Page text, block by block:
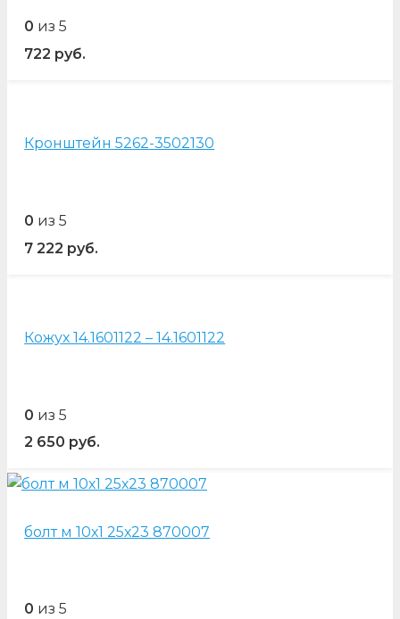
0 из 5
722 руб.
Кронштейн 5262-3502130
0 из 5
7 222 руб.
Кожух 14.1601122 – 14.1601122
0 из 5
2 650 руб.
болт м 10х1 25х23 870007
0 из 5